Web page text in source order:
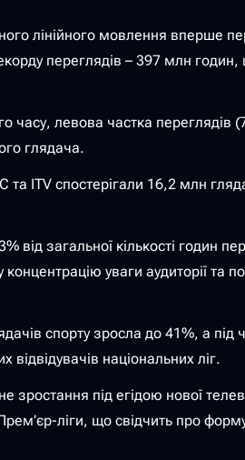
лінійного мовлення вперше
переглядів – 397 млн
часу, левова частка переглядів
глядача.
та ITV спостерігали 16,2 млн
загальної кількості годин
уваги аудиторії та
спорту зросла до 41%, а під
національних ліг.
під егідою нової
ліги, що свідчить про